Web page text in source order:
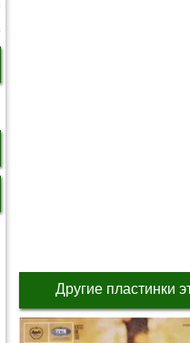
Другие пластинки